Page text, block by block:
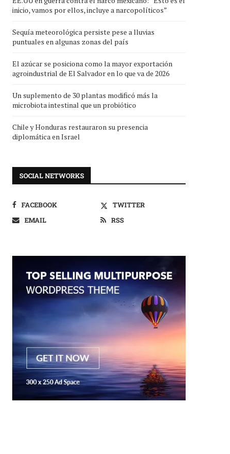
inicio, vamos por ellos, incluye a narcopolíticos”
Sequía meteorológica persiste pese a lluvias
puntuales en algunas zonas del país
El azúcar se posiciona como la mayor exportación
agroindustrial de El Salvador en lo que va de 2026
Un suplemento de 30 plantas modificó más la
microbiota intestinal que un probiótico
Chile y Honduras restauraron su presencia
diplomática en Israel
SOCIAL NETWORKS
FACEBOOK
TWITTER
EMAIL
RSS